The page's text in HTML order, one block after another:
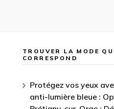
TROUVER LA MODE
CORRESPOND
Protégez vos yeux
anti-lumière bleue :